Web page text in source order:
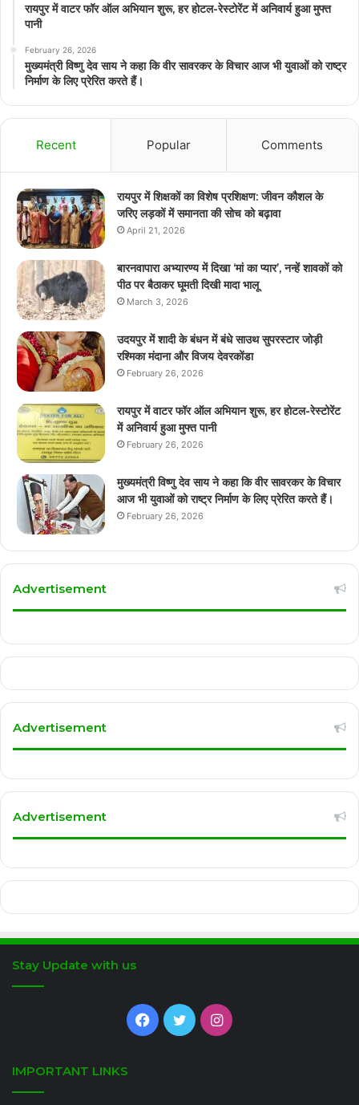
रायपुर में वाटर फॉर ऑल अभियान शुरू, हर होटल-रेस्टोरेंट में अनिवार्य हुआ मुफ्त
पानी
February 26, 2026
मुख्यमंत्री विष्णु देव साय ने कहा कि वीर सावरकर के विचार आज भी युवाओं को राष्ट्र
निर्माण के लिए प्रेरित करते हैं।
Recent Popular Comments
रायपुर में शिक्षकों का विशेष प्रशिक्षण: जीवन कौशल के
जरिए लड़कों में समानता की सोच को बढ़ावा
April 21, 2026
बारनवापारा अभ्यारण्य में दिखा ‘मां का प्यार’, नन्हें शावकों को
पीठ पर बैठाकर घूमती दिखी मादा भालू
March 3, 2026
उदयपुर में शादी के बंधन में बंधे साउथ सुपरस्टार जोड़ी
रश्मिका मंदाना और विजय देवरकोंडा
February 26, 2026
रायपुर में वाटर फॉर ऑल अभियान शुरू, हर होटल-रेस्टोरेंट
में अनिवार्य हुआ मुफ्त पानी
February 26, 2026
मुख्यमंत्री विष्णु देव साय ने कहा कि वीर सावरकर के विचार
आज भी युवाओं को राष्ट्र निर्माण के लिए प्रेरित करते हैं।
February 26, 2026
Advertisement
Advertisement
Advertisement
Stay Update with us
Facebook
TwitterInstagram
IMPORTANT LINKS